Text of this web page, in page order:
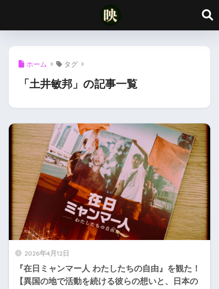
ホーム タグ
「土井敏邦」の記事一覧
2026年4月12日
『在日ミャンマー人 わたしたちの自由』を観た！
【異国の地で活動を続ける彼らの想いと、日本の